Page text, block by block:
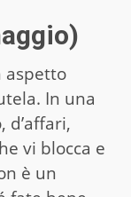
aspetto
In una
d’affari,
vi blocca e
è un